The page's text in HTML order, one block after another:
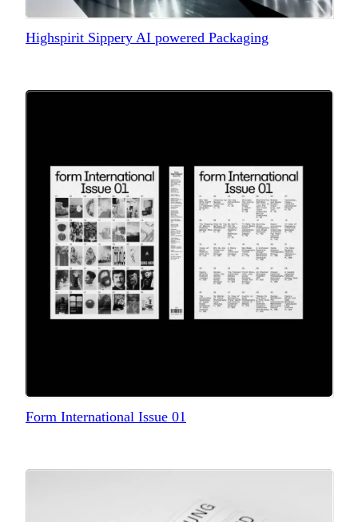
Highspirit Sippery AI powered Packaging
Form International Issue 01